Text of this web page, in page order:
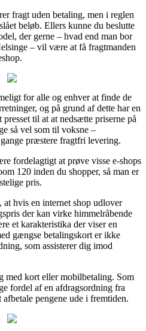
fragt uden betaling, men i reglen
beløb. Ellers kunne du beslutte
der gerne – hvad end man bor
– vil være at få fragtmanden
for alle og enhver at finde de
og på grund af dette har en
til at at nedsætte priserne på
så vel som til voksne –
præstere fragtfri levering.
fordelagtigt at prøve visse e-shops
120 inden du shopper, så man er
pris.
hvis en internet shop udlover
der kan virke himmelråbende
et karakteristika der viser en
gængse betalingskort er ikke
som assisterer dig imod
med kort eller mobilbetaling. Som
fordel af en afdragsordning fra
pengene ude i fremtiden.